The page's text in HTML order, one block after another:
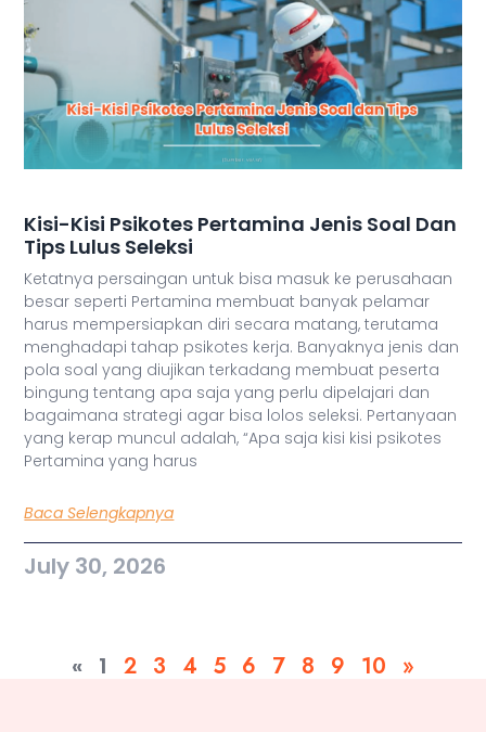
Kisi-Kisi Psikotes Pertamina Jenis Soal Dan
Tips Lulus Seleksi
Ketatnya persaingan untuk bisa masuk ke perusahaan
besar seperti Pertamina membuat banyak pelamar
harus mempersiapkan diri secara matang, terutama
menghadapi tahap psikotes kerja. Banyaknya jenis dan
pola soal yang diujikan terkadang membuat peserta
bingung tentang apa saja yang perlu dipelajari dan
bagaimana strategi agar bisa lolos seleksi. Pertanyaan
yang kerap muncul adalah, “Apa saja kisi kisi psikotes
Pertamina yang harus
Baca Selengkapnya
July 30, 2026
« 1 2 3 4 5 6 7 8 9 10 »